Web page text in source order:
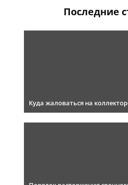
Последние
Куда жаловаться на